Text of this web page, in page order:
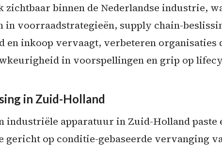
binnen de Nederlandse industrie,
in voorraadstrategieën, supply chain-
en inkoop vervaagt, verbeteren
in voorspellingen en grip op
in Zuid-Holland
industriële apparatuur in Zuid-Holland paste
gericht op conditie-gebaseerde vervanging